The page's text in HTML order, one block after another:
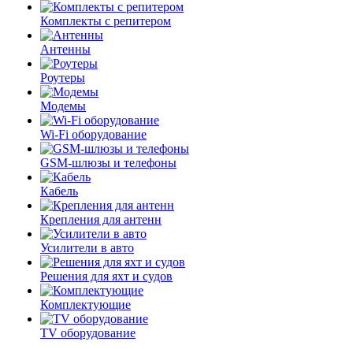
Комплекты с репитером
Антенны
Роутеры
Модемы
Wi-Fi оборудование
GSM-шлюзы и телефоны
Кабель
Крепления для антенн
Усилители в авто
Решения для яхт и судов
Комплектующие
TV оборудование